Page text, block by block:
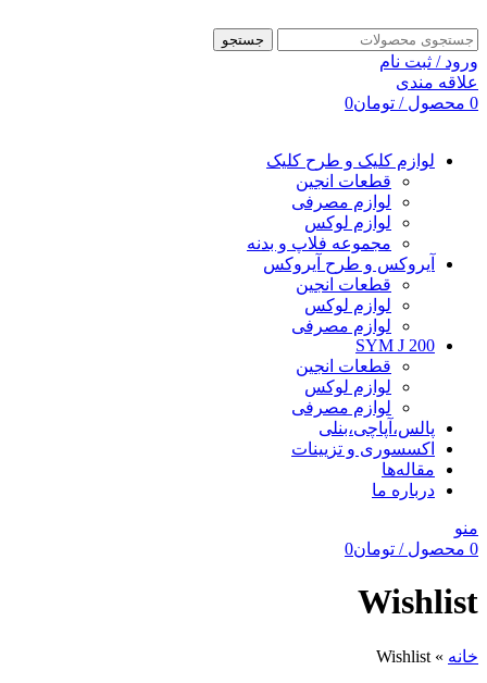
جستجو
ورود / ثبت نام
علاقه مندی
0 محصول / تومان0
لوازم کلیک و طرح کلیک
قطعات انجین
لوازم مصرفی
لوازم لوکس
مجموعه فلاپ و بدنه
آیروکس و طرح آیروکس
قطعات انجین
لوازم لوکس
لوازم مصرفی
SYM J 200
قطعات انجین
لوازم لوکس
لوازم مصرفی
پالس،آپاچی،بنلی
اکسسوری و تزیینات
مقاله‌ها
درباره‌ ما
منو
0 محصول / تومان0
Wishlist
خانه »
Wishlist